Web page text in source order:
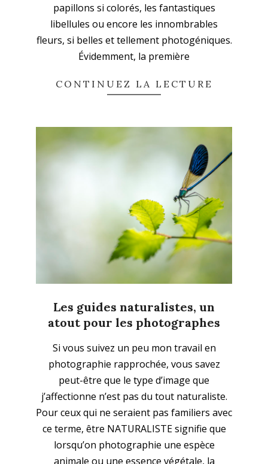
papillons si colorés, les fantastiques
libellules ou encore les innombrables
fleurs, si belles et tellement photogéniques.
Évidemment, la première
CONTINUEZ LA LECTURE
Les guides naturalistes, un
atout pour les photographes
Si vous suivez un peu mon travail en
photographie rapprochée, vous savez
peut-être que le type d’image que
j’affectionne n’est pas du tout naturaliste.
Pour ceux qui ne seraient pas familiers avec
ce terme, être NATURALISTE signifie que
lorsqu’on photographie une espèce
animale ou une essence végétale, la